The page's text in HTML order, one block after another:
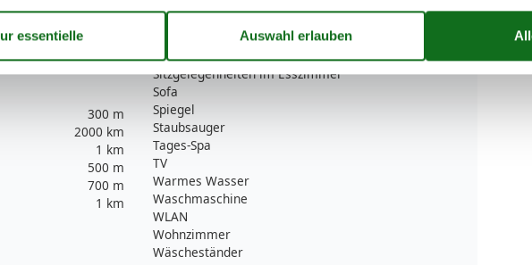
300 m
2000 km
1 km
500 m
700 m
1 km
Rauchmelder
Schminkspiegel
Sitzgelegenheiten im Esszimmer
Sofa
Spiegel
Staubsauger
Tages-Spa
TV
Warmes Wasser
Waschmaschine
WLAN
Wohnzimmer
Wäscheständer